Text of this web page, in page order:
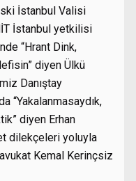
İstanbul Valisi
İstanbul yetkilisi
“Hrant Dink,
diyen Ülkü
Danıştay
“Yakalanmasaydık,
diyen Erhan
dilekçeleri yoluyla
Kemal Kerinçsiz